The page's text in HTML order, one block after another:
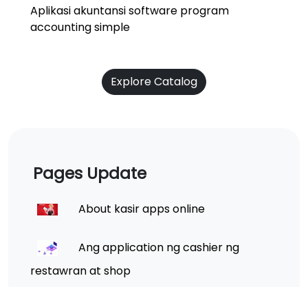
Aplikasi akuntansi software program
accounting simple
Explore Catalog
Pages Update
About kasir apps online
Ang application ng cashier ng
restawran at shop